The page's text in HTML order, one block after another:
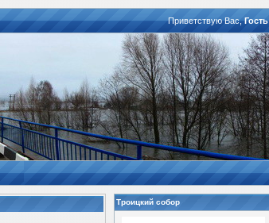
Приветствую Вас,Гость
Троицкий собор